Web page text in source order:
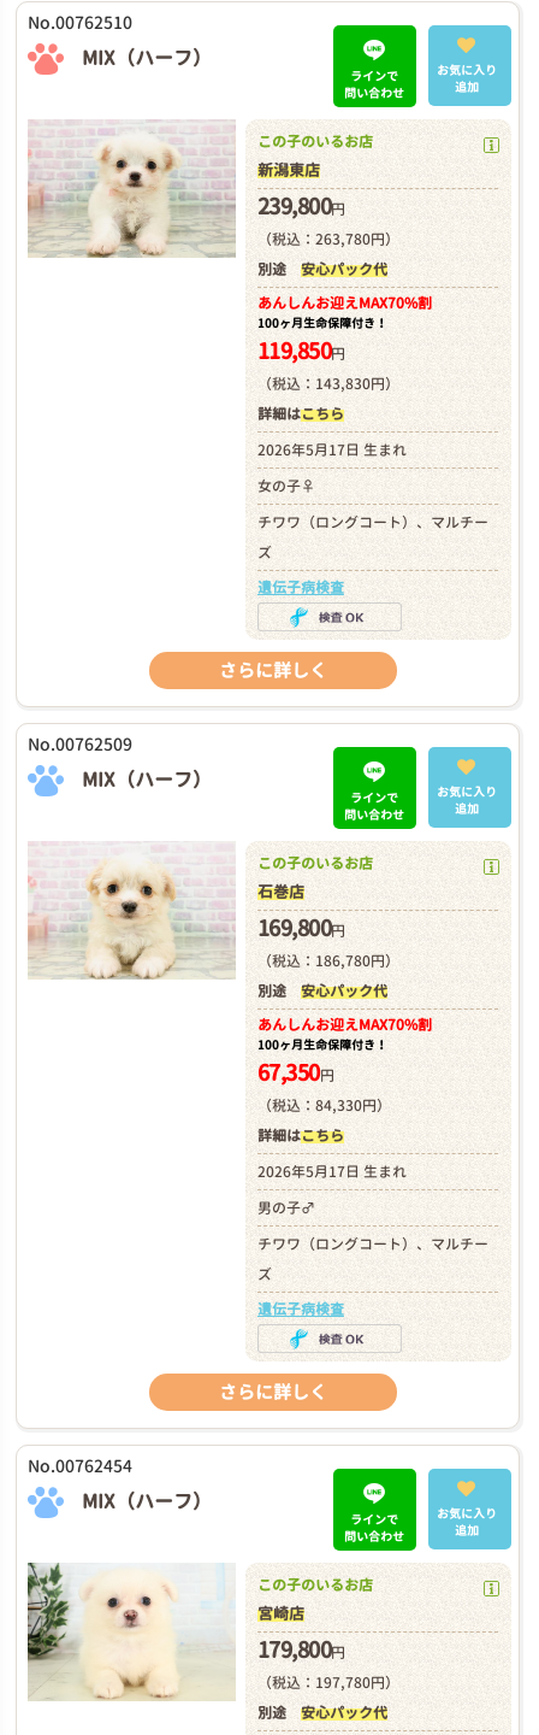
No.00762510
MIX（ハーフ）
ラインで
問い合わせ
お気に入り
追加
この子のいるお店
新潟東店
239,800円
（税込：263,780円）
別途 安心パック代
あんしんお迎えMAX70%割
100ヶ月生命保障付き！
119,850円
（税込：143,830円）
詳細はこちら
2026年5月17日 生まれ
女の子♀
チワワ（ロングコート）、マルチー
ズ
遺伝子病検査
さらに詳しく
No.00762509
MIX（ハーフ）
ラインで
問い合わせ
お気に入り
追加
この子のいるお店
石巻店
169,800円
（税込：186,780円）
別途 安心パック代
あんしんお迎えMAX70%割
100ヶ月生命保障付き！
67,350円
（税込：84,330円）
詳細はこちら
2026年5月17日 生まれ
男の子♂
チワワ（ロングコート）、マルチー
ズ
遺伝子病検査
さらに詳しく
No.00762454
MIX（ハーフ）
ラインで
問い合わせ
お気に入り
追加
この子のいるお店
宮崎店
179,800円
（税込：197,780円）
別途 安心パック代